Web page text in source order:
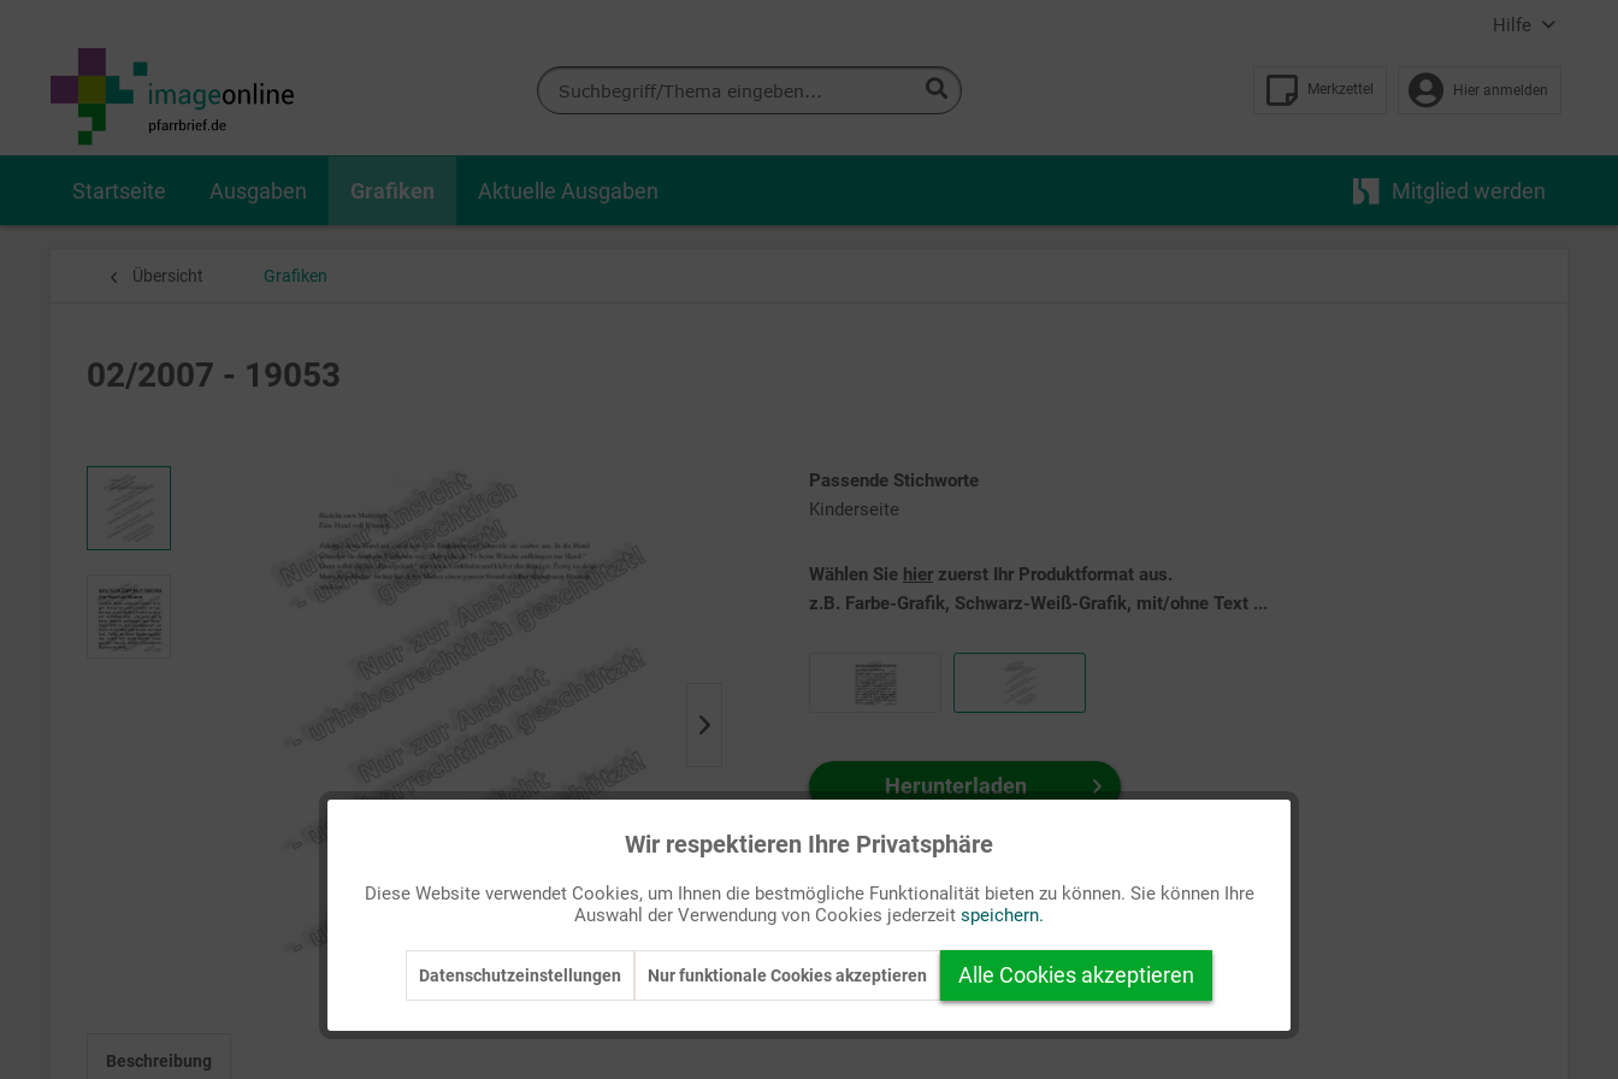
Hilfe
Merkzettel Hier anmelden
Startseite Ausgaben Grafiken Aktuelle Ausgaben Mitglied werden
Übersicht Grafiken
02/2007 - 19053
Passende Stichworte
Kinderseite
Wählen Sie hier zuerst Ihr Produktformat aus.
z.B. Farbe-Grafik, Schwarz-Weiß-Grafik, mit/ohne Text ...
Herunterladen
Auf Ihren Merkzettel setzen
Beschreibung
Inaktiv
Wir respektieren Ihre Privatsphäre
Diese Website verwendet Cookies, um Ihnen die bestmögliche Funktionalität bieten zu können. Sie können Ihre
Auswahl der Verwendung von Cookies jederzeit speichern.
Datenschutzeinstellungen Nur funktionale Cookies akzeptieren Alle Cookies akzeptieren